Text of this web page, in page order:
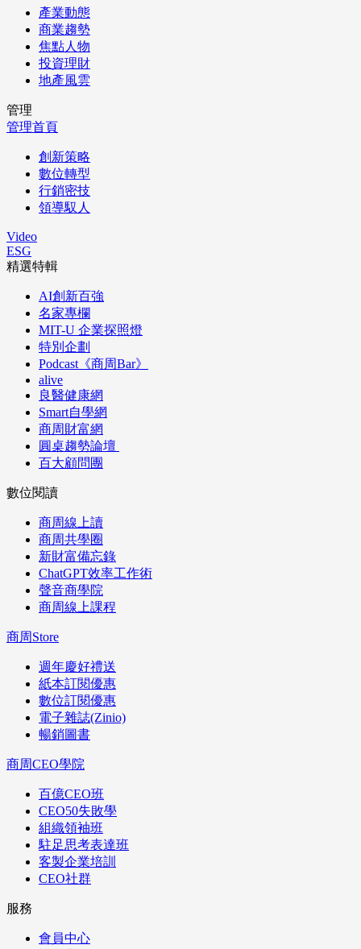
產業動態
商業趨勢
焦點人物
投資理財
地產風雲
管理
管理首頁
創新策略
數位轉型
行銷密技
領導馭人
Video
ESG
精選特輯
AI創新百強
名家專欄
MIT-U 企業探照燈
特別企劃
Podcast《商周Bar》
alive
良醫健康網
Smart自學網
商周財富網
圓桌趨勢論壇
百大顧問團
數位閱讀
商周線上讀
商周共學圈
新財富備忘錄
ChatGPT效率工作術
聲音商學院
商周線上課程
商周Store
週年慶好禮送
紙本訂閱優惠
數位訂閱優惠
電子雜誌(Zinio)
暢銷圖書
商周CEO學院
百億CEO班
CEO50失敗學
組織領袖班
駐足思考表達班
客製企業培訓
CEO社群
服務
會員中心